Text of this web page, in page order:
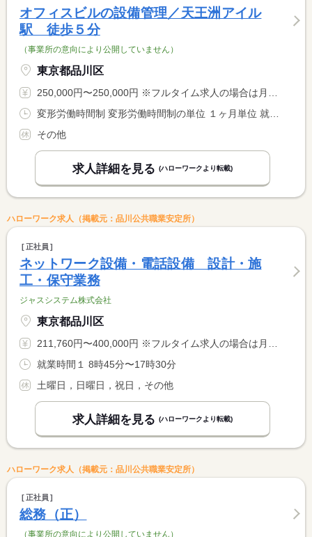
オフィスビルの設備管理／天王洲アイル
駅 徒歩５分
（事業所の意向により公開していません）
東京都品川区
250,000円〜250,000円 ※フルタイム求人の場合は月額（換算額）、パート求人の場合は時間額を表示しています。
その他
求人詳細を見る (ハローワークより転載)
ハローワーク求人（掲載元：品川公共職業安定所）
正社員
ネットワーク設備・電話設備 設計・施
工・保守業務
ジャスシステム株式会社
東京都品川区
211,760円〜400,000円 ※フルタイム求人の場合は月額（換算額）、パート求人の場合は時間額を表示しています。
就業時間１ 8時45分〜17時30分
土曜日，日曜日，祝日，その他
求人詳細を見る (ハローワークより転載)
ハローワーク求人（掲載元：品川公共職業安定所）
正社員
総務（正）
（事業所の意向により公開していません）